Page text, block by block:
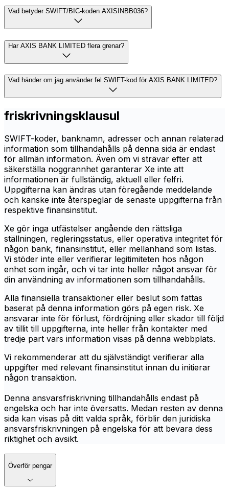
Vad betyder SWIFT/BIC-koden AXISINBB036?
Har AXIS BANK LIMITED flera grenar?
Vad händer om jag använder fel SWIFT-kod för AXIS BANK LIMITED?
friskrivningsklausul
SWIFT-koder, banknamn, adresser och annan relaterad
information som tillhandahålls på denna sida är endast
för allmän information. Även om vi strävar efter att
säkerställa noggrannhet garanterar Xe inte att
informationen är fullständig, aktuell eller felfri.
Uppgifterna kan ändras utan föregående meddelande
och kanske inte återspeglar de senaste uppgifterna från
respektive finansinstitut.
Xe gör inga utfästelser angående den rättsliga
ställningen, regleringsstatus, eller operativa integritet för
någon bank, finansinstitut, eller mellanhand som listas.
Vi stöder inte eller verifierar legitimiteten hos någon
enhet som ingår, och vi tar inte heller något ansvar för
din användning av informationen som tillhandahålls.
Alla finansiella transaktioner eller beslut som fattas
baserat på denna information görs på egen risk. Xe
ansvarar inte för förlust, fördröjning eller skador till följd
av tillit till uppgifterna, inte heller från kontakter med
tredje part vars information visas på denna webbplats.
Vi rekommenderar att du självständigt verifierar alla
uppgifter med relevant finansinstitut innan du initierar
någon transaktion.
Denna ansvarsfriskrivning tillhandahålls endast på
engelska och har inte översatts. Medan resten av denna
sida kan visas på ditt valda språk, förblir den juridiska
ansvarsfriskrivningen på engelska för att bevara dess
riktighet och avsikt.
Överför pengar